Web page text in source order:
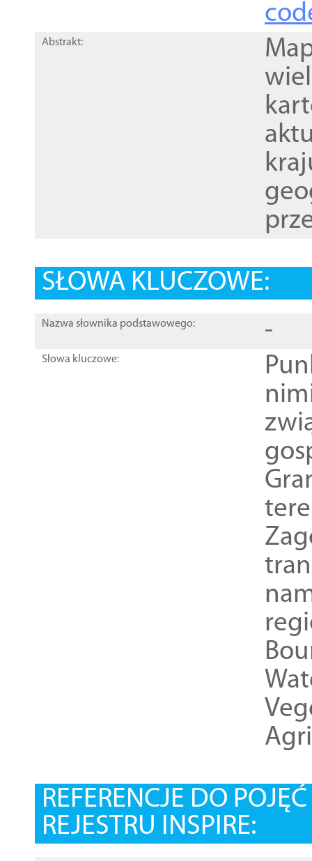
Abstrakt:
SŁOWA KLUCZOWE:
Nazwa słownika podstawowego: -
Słowa kluczowe:
REFERENCJE DO
REJESTRU INSPIRE: